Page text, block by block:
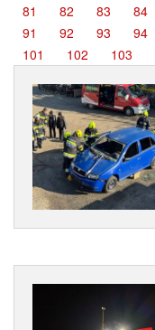
81
82 83 84
91
92 93 94
101
102 103